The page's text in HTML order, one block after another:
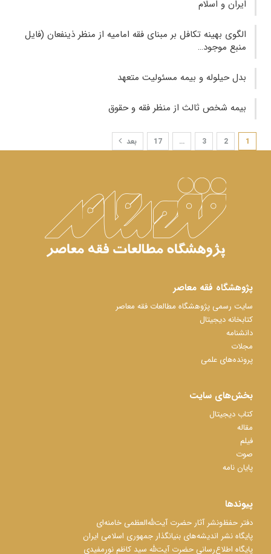
ایران و اسلام
الگوی بهینه تکافل بر مبنای فقه امامیه از منظر ذینفعان (فایل
منبع موجود…
بدل حیلوله و بیمه مسئولیت متعهد
بیمه شخص ثالث از منظر فقه و حقوق
1
2
3
…
17 بعد
پژوهشگاه فقه معاصر
سایت رسمی پژوهشگاه مطالعات فقه معاصر
کتابخانه دیجیتال
دانشنامه
مجلات
پرونده‌های علمی
بخش‌های سایت
کتاب دیجیتال
مقاله
فیلم
صوت
پایان نامه
پیوندها
دفتر حفظ‌‌‌ونشر آثار حضرت آیت‌ﷲ‌العظمی خامنه‌ای
پایگاه نشر اندیشه‌های بنیانگذار جمهوری اسلامی ایران
پایگاه اطلاع‌رسانی حضرت آیت‌ﷲ سید کاظم نورمفیدی